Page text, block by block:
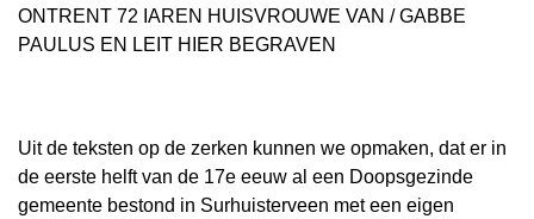
ONTRENT 72 IAREN HUISVROUWE VAN / GABBE
PAULUS EN LEIT HIER BEGRAVEN
Uit de teksten op de zerken kunnen we opmaken, dat er in
de eerste helft van de 17e eeuw al een Doopsgezinde
gemeente bestond in Surhuisterveen met een eigen